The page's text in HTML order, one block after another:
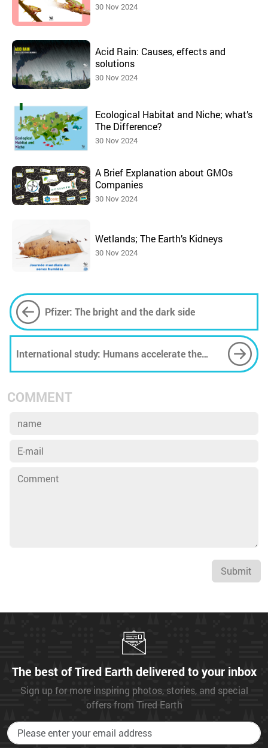
30 Nov 2024
Acid Rain: Causes, effects and
solutions
30 Nov 2024
Ecological Habitat and Niche; what’s
The Difference?
30 Nov 2024
A Brief Explanation about GMOs
Companies
30 Nov 2024
Wetlands; The Earth’s Kidneys
30 Nov 2024
Pfizer: The bright and the dark side
International study: Humans accelerate the
change of biodiversity
COMMENT
Submit
The best of Tired Earth delivered to your inbox
Sign up for more inspiring photos, stories, and special
offers from Tired Earth